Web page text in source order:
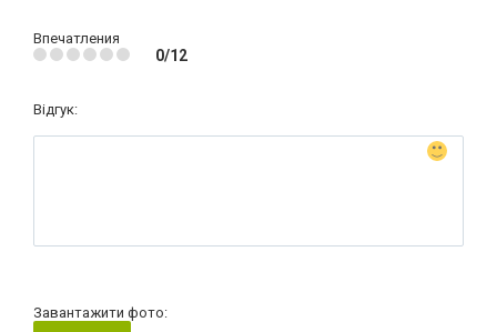
Впечатления
0/12
Відгук:
Завантажити фото: